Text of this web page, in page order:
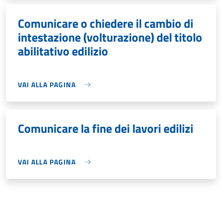
Comunicare o chiedere il cambio di
intestazione (volturazione) del titolo
abilitativo edilizio
VAI ALLA PAGINA
Comunicare la fine dei lavori edilizi
VAI ALLA PAGINA